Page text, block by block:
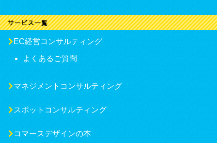
EC経営コンサルティング
よくあるご質問
マネジメントコンサルティング
スポットコンサルティング
コマースデザインの本